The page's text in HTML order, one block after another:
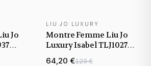
Jo
LIU JO LUXURY
Montre Femme Liu Jo
Luxury Isabel TLJ1027
Argent
64,20 €129 €